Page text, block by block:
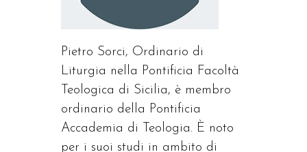
Pietro Sorci, Ordinario di
Liturgia nella Pontificia Facoltà
Teologica di Sicilia, è membro
ordinario della Pontificia
Accademia di Teologia. È noto
per i suoi studi in ambito di